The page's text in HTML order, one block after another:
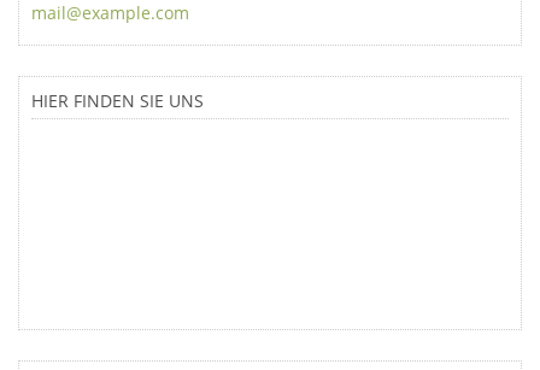
mail@example.com
HIER FINDEN SIE UNS